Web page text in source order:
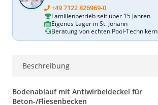
+49 7122 826969-0
Familienbetrieb seit über 15 Jahren
Eigenes Lager in St. Johann
Beratung von echten Pool-Technikern
Beschreibung
Bodenablauf mit Antiwirbeldeckel für
Beton-/Fliesenbecken